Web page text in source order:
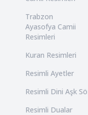
Trabzon
Ayasofya Camii
Resimleri
Kuran Resimleri
Resimli Ayetler
Resimli Dini Aşk
Resimli Dualar